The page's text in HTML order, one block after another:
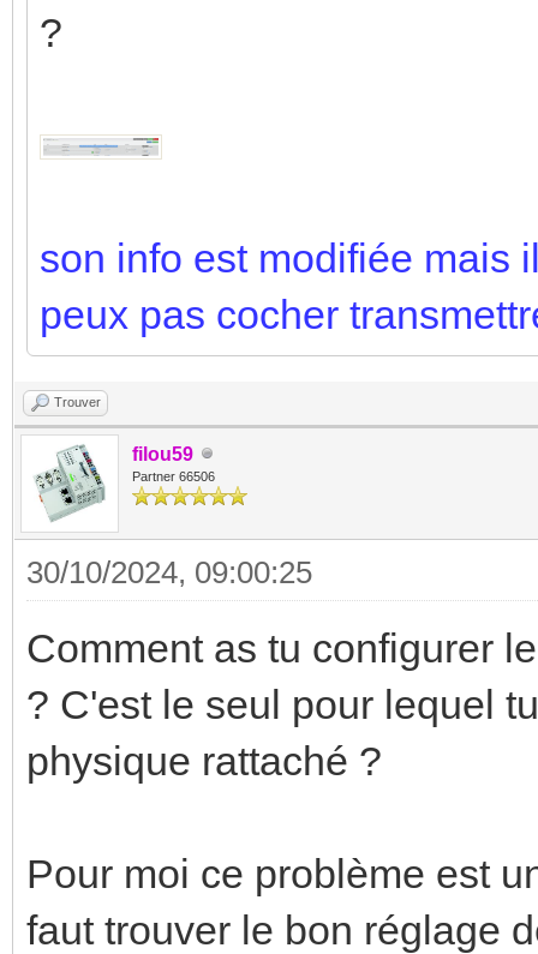
?
son info est modifiée mais
peux pas cocher
Trouver
filou59
Partner 66506
30/10/2024, 09:00:25
Comment as tu configurer
? C'est le seul pour lequel
physique rattaché ?
Pour moi ce problème est
faut trouver le bon réglage